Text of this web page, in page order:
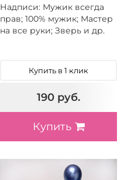
Надписи: Мужик всегда
прав; 100% мужик; Мастер
на все руки; Зверь и др.
Купить в 1 клик
190 руб.
Купить